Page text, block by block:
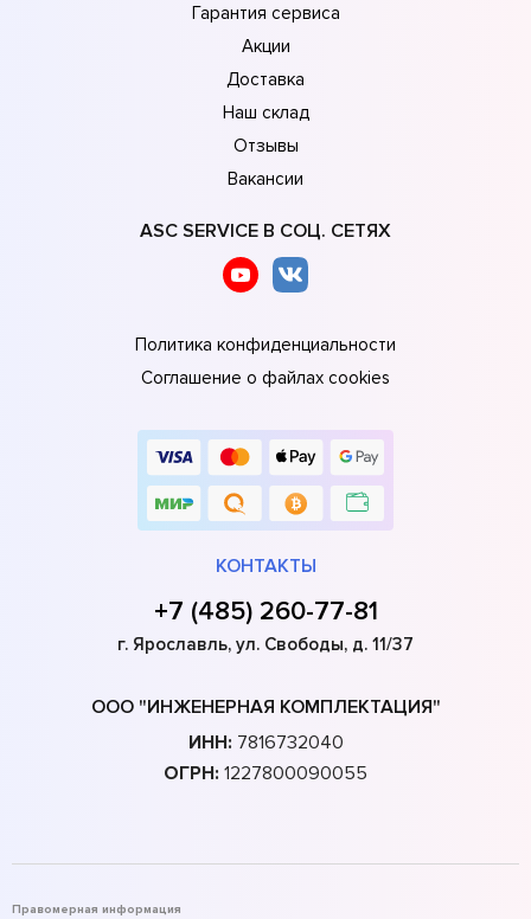
Гарантия сервиса
Акции
Доставка
Наш склад
Отзывы
Вакансии
ASC SERVICE В СОЦ. СЕТЯХ
Политика конфиденциальности
Соглашение о файлах cookies
КОНТАКТЫ
+7 (485) 260-77-81
г. Ярославль, ул. Свободы, д. 11/37
ООО "ИНЖЕНЕРНАЯ КОМПЛЕКТАЦИЯ"
ИНН: 7816732040
ОГРН: 1227800090055
Правомерная информация